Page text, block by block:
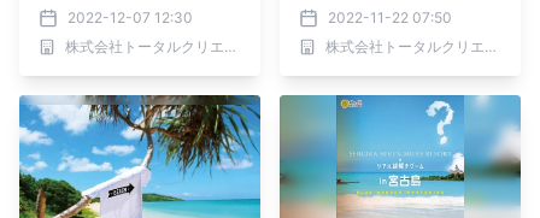
ーン」を開催
2022-12-07 12:30
株式会社トータルクリエイト
2022-11-22 07:50
株式会社トータルクリエイト